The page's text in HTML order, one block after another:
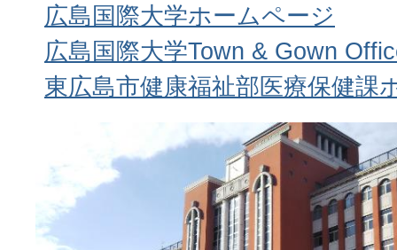
広島国際大学ホームページ
広島国際大学Town & Gown
東広島市健康福祉部医療保健課